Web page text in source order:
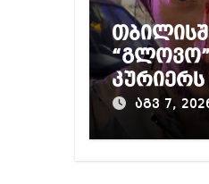
კურიერს
დაესხნენ
აგვ 7,